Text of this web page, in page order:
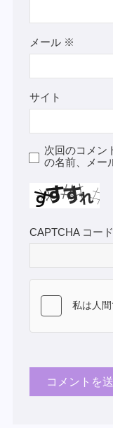
メール ※
サイト
次回のコメン
の名前、メー
CAPTCHA コード